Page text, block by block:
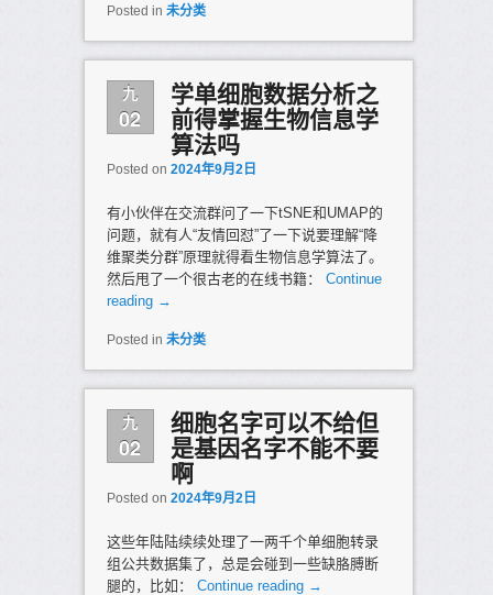
Posted in 未分类
九
02
学单细胞数据分析之
前得掌握生物信息学
算法吗
Posted on 2024年9月2日
有小伙伴在交流群问了一下tSNE和UMAP的
问题，就有人“友情回怼”了一下说要理解“降
维聚类分群”原理就得看生物信息学算法了。
然后甩了一个很古老的在线书籍： Continue
reading →
Posted in 未分类
九
02
细胞名字可以不给但
是基因名字不能不要
啊
Posted on 2024年9月2日
这些年陆陆续续处理了一两千个单细胞转录
组公共数据集了，总是会碰到一些缺胳膊断
腿的，比如： Continue reading →